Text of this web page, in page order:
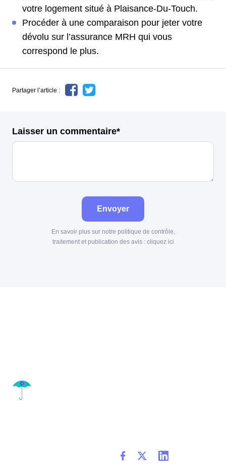
votre logement situé à Plaisance-Du-Touch.
Procéder à une comparaison pour jeter votre
dévolu sur l’assurance MRH qui vous
correspond le plus.
Partager l’article :
Laisser un commentaire*
Envoyer
En savoir plus sur notre politique de contrôle,
traitement et publication des avis : cliquez ici